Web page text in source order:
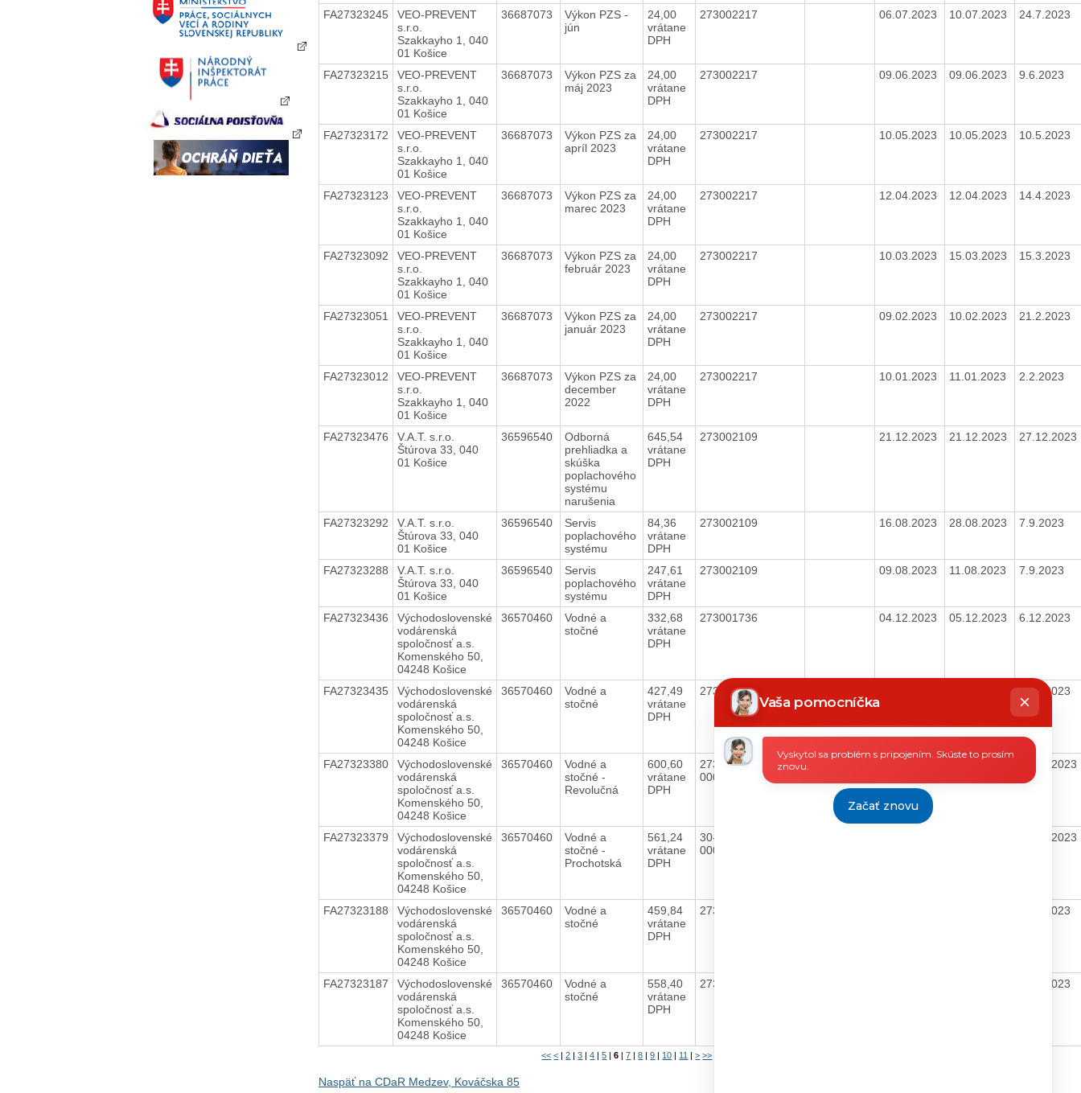
FA27323245
VEO-PREVENT
s.r.o.
Szakkayho 1, 040
01 Košice
36687073
Výkon PZS -
jún
24,00
vrátane
DPH
273002217 06.07.2023 10.07.2023 24.7.2023
FA27323215
VEO-PREVENT
s.r.o.
Szakkayho 1, 040
01 Košice
36687073
Výkon PZS za
máj 2023
24,00
vrátane
DPH
273002217 09.06.2023 09.06.2023 9.6.2023
FA27323172
VEO-PREVENT
s.r.o.
Szakkayho 1, 040
01 Košice
36687073
Výkon PZS za
apríl 2023
24,00
vrátane
DPH
273002217 10.05.2023 10.05.2023 10.5.2023
FA27323123
VEO-PREVENT
s.r.o.
Szakkayho 1, 040
01 Košice
36687073
Výkon PZS za
marec 2023
24,00
vrátane
DPH
273002217 12.04.2023 12.04.2023 14.4.2023
FA27323092
VEO-PREVENT
s.r.o.
Szakkayho 1, 040
01 Košice
36687073
Výkon PZS za
február 2023
24,00
vrátane
DPH
273002217 10.03.2023 15.03.2023 15.3.2023
FA27323051
VEO-PREVENT
s.r.o.
Szakkayho 1, 040
01 Košice
36687073
Výkon PZS za
január 2023
24,00
vrátane
DPH
273002217 09.02.2023 10.02.2023 21.2.2023
FA27323012
VEO-PREVENT
s.r.o.
Szakkayho 1, 040
01 Košice
36687073
Výkon PZS za
december
2022
24,00
vrátane
DPH
273002217 10.01.2023 11.01.2023 2.2.2023
FA27323476
V.A.T. s.r.o.
Štúrova 33, 040
01 Košice
36596540
Odborná
prehliadka a
skúška
poplachového
systému
narušenia
645,54
vrátane
DPH
273002109 21.12.2023 21.12.2023 27.12.2023
FA27323292
V.A.T. s.r.o.
Štúrova 33, 040
01 Košice
36596540
Servis
poplachového
systému
84,36
vrátane
DPH
273002109 16.08.2023 28.08.2023 7.9.2023
FA27323288
V.A.T. s.r.o.
Štúrova 33, 040
01 Košice
36596540
Servis
poplachového
systému
247,61
vrátane
DPH
273002109 09.08.2023 11.08.2023 7.9.2023
FA27323436
Východoslovenské
vodárenská
spoločnosť a.s.
Komenského 50,
04248 Košice
36570460
Vodné a
stočné
332,68
vrátane
DPH
273001736 04.12.2023 05.12.2023 6.12.2023
FA27323435
Východoslovenské
vodárenská
spoločnosť a.s.
Komenského 50,
04248 Košice
36570460
Vodné a
stočné
427,49
vrátane
DPH
27300186 6.12.2023
FA27323380
Východoslovenské
vodárenská
spoločnosť a.s.
Komenského 50,
04248 Košice
36570460
Vodné a
stočné -
Revolučná
600,60
vrátane
DPH
273001735, 30-
000060803P02012
27.10.2023
FA27323379
Východoslovenské
vodárenská
spoločnosť a.s.
Komenského 50,
04248 Košice
36570460
Vodné a
stočné -
Prochotská
561,24
vrátane
DPH
30-
000009615P02008
27.10.2023
FA27323188
Východoslovenské
vodárenská
spoločnosť a.s.
Komenského 50,
04248 Košice
36570460
Vodné a
stočné
459,84
vrátane
DPH
27300186 23.5.2023
FA27323187
Východoslovenské
vodárenská
spoločnosť a.s.
Komenského 50,
04248 Košice
36570460
Vodné a
stočné
558,40
vrátane
DPH
273001736 23.5.2023
<< < |2 |3 |4 |5 |6 |7 |8 |9 | 10 | 11 |> >>
Naspäť na CDaR Medzev, Kováčska 85
Vaša pomocníčka
Chatbot
píše
Vyskytol sa problém s pripojením. Skúste to prosím
znovu.
Začať znovu